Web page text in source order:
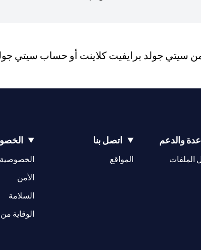
جولد برايفيت كلاينت أو حساب سيتي جولد،
والدعم
الملفات
اتصل بنا
المواقع
(opens in a new tab) الخصوصية
الأمن
السلامة
الوقاية من